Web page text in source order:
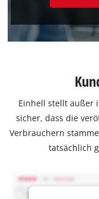
Einhell stellt außer
sicher, dass die
Verbrauchern
tatsächlich